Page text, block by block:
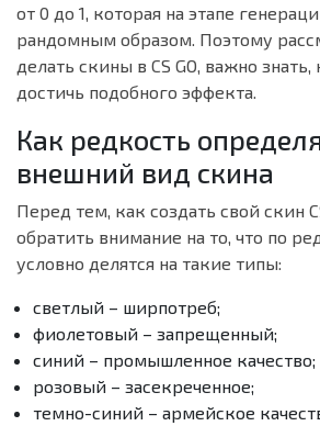
от 0 до 1, которая на этапе
рандомным образом. Поэтому
делать скины в CS GO, важно
достичь подобного эффекта.
Как редкость
внешний вид скина
Перед тем, как создать свой скин
обратить внимание на то, что по
условно делятся на такие типы:
светлый – ширпотреб;
фиолетовый – запрещенный;
синий – промышленное качество;
розовый – засекреченное;
темно-синий – армейское